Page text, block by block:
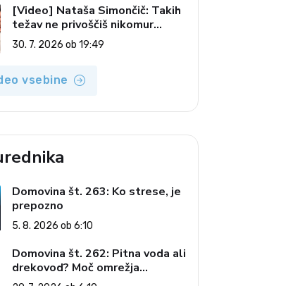
[Video] Nataša Simončič: Takih
težav ne privoščiš nikomur
(Vroča tema, 30. 7. 2026)
30. 7. 2026 ob 19:49
vsebine
Domovina št. 263: Ko strese, je
prepozno
5. 8. 2026 ob 6:10
Domovina št. 262: Pitna voda ali
drekovod? Moč omrežja
interesov